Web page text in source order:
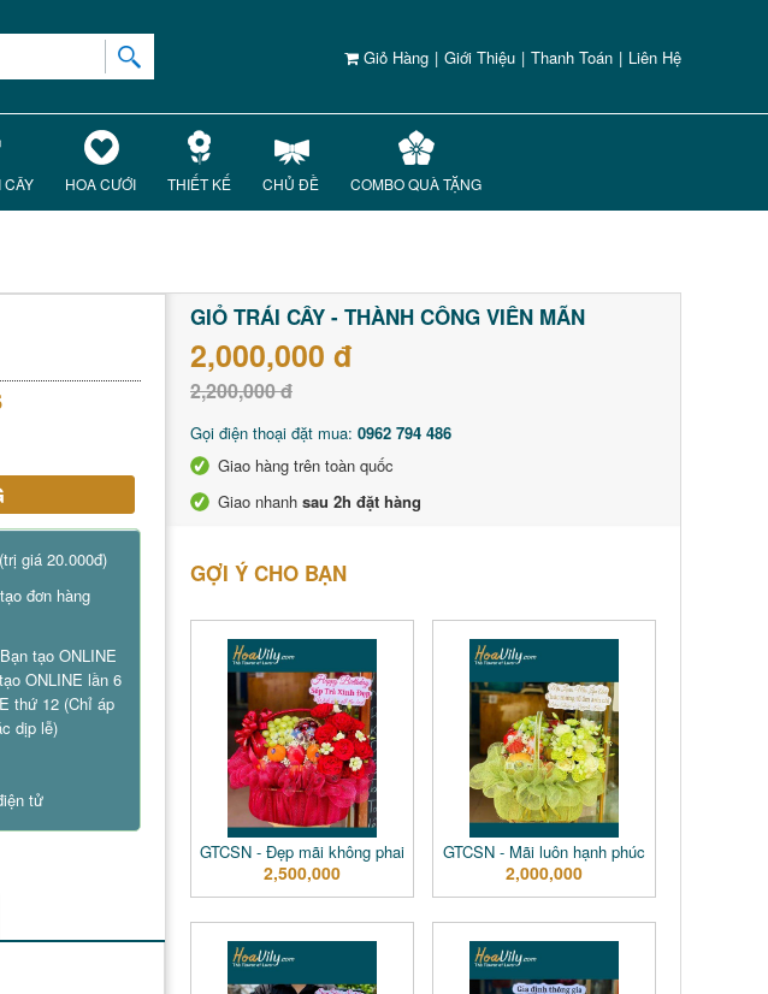
Giỏ Hàng | Giới Thiệu | Thanh Toán | Liên Hệ
CÂY HOA CƯỚI THIẾT KẾ CHỦ ĐỀ COMBO QUÀ TẶNG
giá 20.000đ)
đơn hàng
tạo ONLINE
ONLINE lần 6
thứ 12 (Chỉ áp
dịp lễ)
tử
GIỎ TRÁI CÂY - THÀNH CÔNG VIÊN MÃN
2,000,000 đ
2,200,000 đ
Gọi điện thoại đặt mua: 0962 794 486
Giao hàng trên toàn quốc
Giao nhanh sau 2h đặt hàng
GỢI Ý CHO BẠN
GTCSN - Đẹp mãi không phai
2,500,000
GTCSN - Mãi luôn hạnh phúc
2,000,000